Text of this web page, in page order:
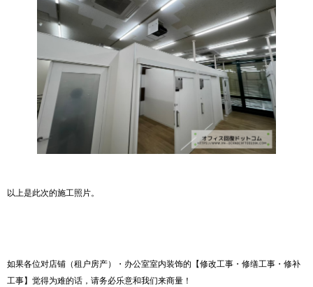
以上是此次的施工照片。
如果各位对店铺（租户房产）・办公室室内装饰的【修改工事・修缮工事・修补
工事】觉得为难的话，请务必乐意和我们来商量！